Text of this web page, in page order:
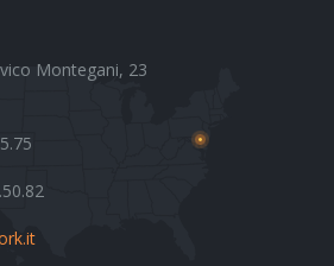
Montegani, 23